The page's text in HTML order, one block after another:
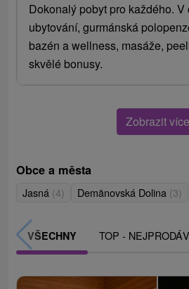
Dokonalý pobyt pro každého.
ubytování, gurmánská
bazén a wellness, masáže,
skvělé bonusy.
Zobrazit více
Obce a města
Jasná (4) Demänovská Dolina (3)
VŠECHNY TOP -